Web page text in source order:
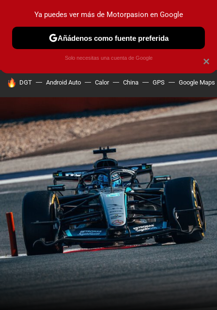
PRUEBAS COCHES ELÉCTRICOS OBSERVATORIO
HOY SE HABLA DE
DGT Android Auto Calor China GPS Google Maps
×
Ya puedes ver más de Motorpasion en Google
Añádenos como fuente preferida
Solo necesitas una cuenta de Google